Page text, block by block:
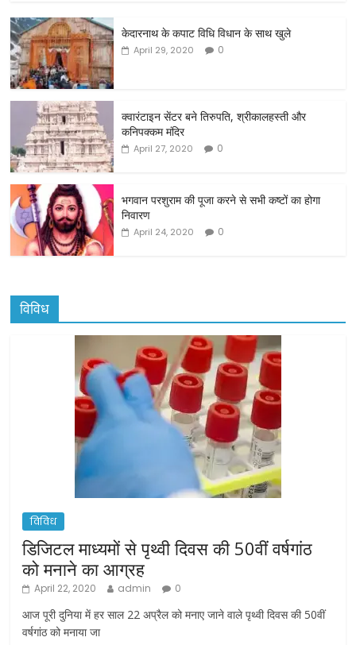
c
e
b
o
o
k
itt
er
ai ar
e
केदारनाथ के कपाट विधि विधान के साथ खुले
April 29, 2020 0
क्वारंटाइन सेंटर बने तिरुपति, श्रीकालहस्ती और
कनिपक्कम मंदिर
April 27, 2020 0
भगवान परशुराम की पूजा करने से सभी कष्टों का होगा
निवारण
April 24, 2020 0
विविध
विविध
डिजिटल माध्यमों से पृथ्वी दिवस की 50वीं वर्षगांठ
को मनाने का आग्रह
April 22, 2020 admin 0
आज पूरी दुनिया में हर साल 22 अप्रैल को मनाए जाने वाले पृथ्वी दिवस की 50वीं
वर्षगांठ को मनाया जा